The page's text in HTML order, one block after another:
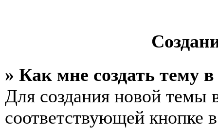
» Как мне создать тему
Для создания новой темы
соответствующей кнопке